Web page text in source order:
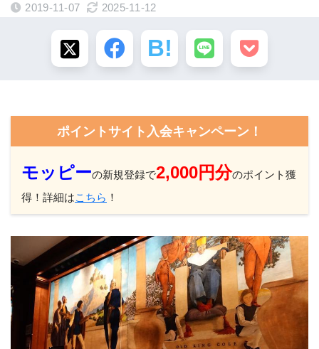
2019-11-07 2025-11-12
ポイントサイト入会キャンペーン！
モッピーの新規登録で2,000円分のポイント獲
得！詳細はこちら ！